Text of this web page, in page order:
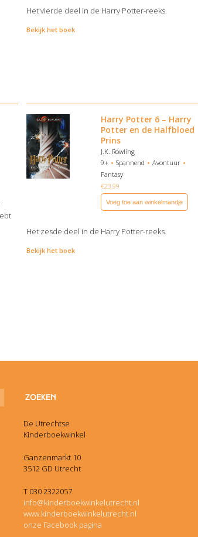
Het vierde deel in de Harry Potter-reeks.
Bekijk het boek
Harry Potter 6 – Harry
Potter en de Halfbloed
Prins
J.K. Rowling
9+
Spannend
Avontuur
Fantasy
€23,99
Voeg toe aan winkelmandje
Het zesde deel in de Harry Potter-reeks.
Bekijk het boek
De Utrechtse
Kinderboekwinkel
Ganzenmarkt 10
3512 GD Utrecht
T 030 2322057
info@kinderboekwinkelutrecht.nl
www.kinderboekwinkelutrecht.nl
onze Facebook pagina